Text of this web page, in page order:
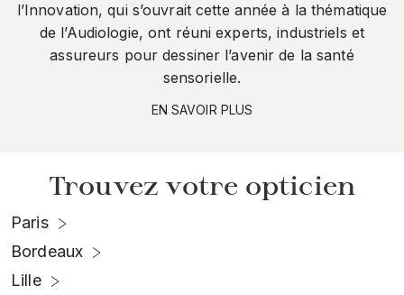
l’Innovation, qui s’ouvrait cette année à la thématique
de l’Audiologie, ont réuni experts, industriels et
assureurs pour dessiner l’avenir de la santé
sensorielle.
EN SAVOIR PLUS
Trouvez votre opticien
Paris
Bordeaux
Lille